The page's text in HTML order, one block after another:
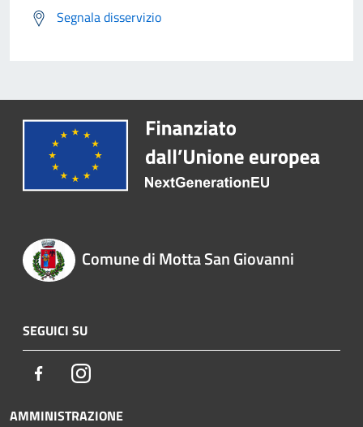
Segnala disservizio
Comune di Motta San Giovanni
SEGUICI SU
FacebookInstagram
AMMINISTRAZIONE